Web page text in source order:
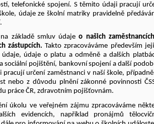
telefonické spojení. S těmito údaji pracují
údaje ze školní matriky pravidelně
na základě smluv údajeo našich
zástupcích. Takto zpracováváme především
údaje o platu a odměně a dalších
sociální pojištění, bankovní spojení a další
pracují určení zaměstnanci v naší škole,
nebo z důvodu plnění zákonné povinnosti
práce ČR, zdravotním pojišťovnám.
úkolu ve veřejném zájmu zpracováváme
evidencích, například pronájmů